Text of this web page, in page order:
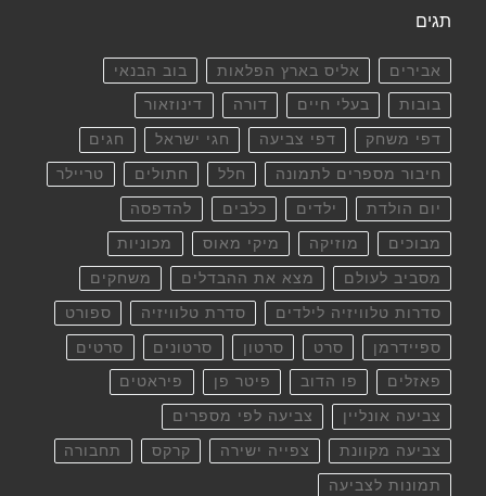
תגים
אבירים אליס בארץ הפלאות בוב הבנאי
בובות בעלי חיים דורה דינוזאור
דפי משחק דפי צביעה חגי ישראל חגים
חיבור מספרים לתמונה חלל חתולים טריילר
יום הולדת ילדים כלבים להדפסה
מבוכים מוזיקה מיקי מאוס מכוניות
מסביב לעולם מצא את ההבדלים משחקים
סדרות טלוויזיה לילדים סדרת טלוויזיה ספורט
ספיידרמן סרט סרטון סרטונים סרטים
פאזלים פו הדוב פיטר פן פיראטים
צביעה אונליין צביעה לפי מספרים
צביעה מקוונת צפייה ישירה קרקס תחבורה
תמונות לצביעה